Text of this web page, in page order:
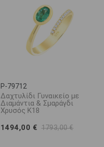
P-79712
Δαχτυλίδι Γυναικείο με
Διαμάντια & Σμαράγδι
Χρυσός K18
1494,00 € 1793,00 €